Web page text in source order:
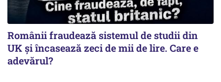
Românii fraudează sistemul de studii din
UK și încasează zeci de mii de lire. Care e
adevărul?